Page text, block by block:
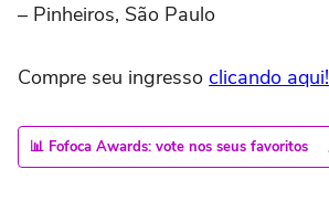
– Pinheiros, São Paulo
Compre seu ingresso clicando aqui!
📊 Fofoca Awards: vote nos seus favoritos